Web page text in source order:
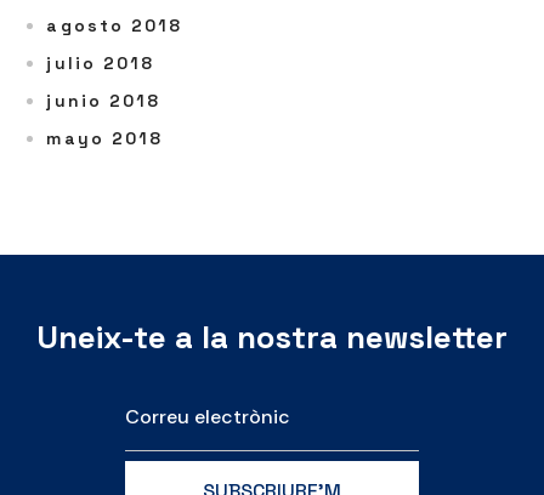
agosto 2018
julio 2018
junio 2018
mayo 2018
Uneix-te a la nostra newsletter